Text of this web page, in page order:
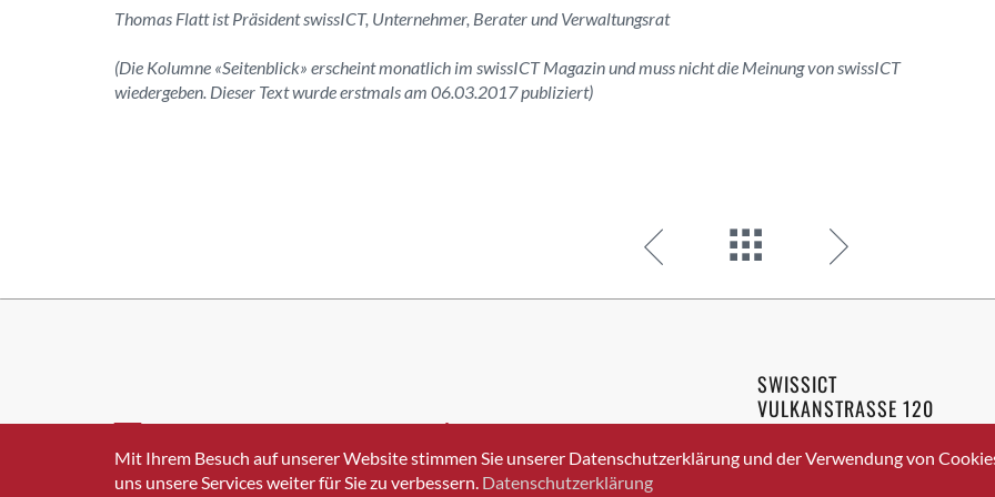
Thomas Flatt ist Präsident swissICT, Unternehmer, Berater und Verwaltungsrat
(Die Kolumne «Seitenblick» erscheint monatlich im swissICT Magazin und muss nicht die Meinung von swissICT
wiedergeben. Dieser Text wurde erstmals am 06.03.2017 publiziert)
SWISSICT
VULKANSTRASSE 120
8048 ZURICH
Mit Ihrem Besuch auf unserer Website stimmen Sie unserer Datenschutzerklärung und der Verwendung von
uns unsere Services weiter für Sie zu verbessern. Datenschutzerklärung